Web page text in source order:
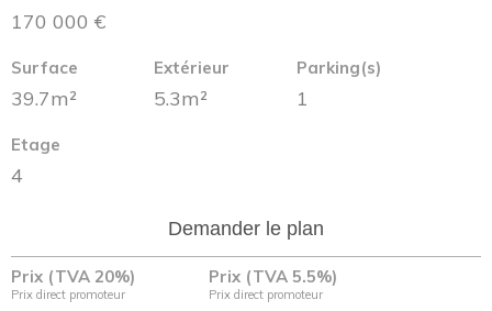
170 000 €
Surface
39.7m²
Extérieur
5.3m²
Parking(s)
1
Etage
4
Demander le plan
Prix (TVA 20%)
Prix direct promoteur
Prix (TVA 5.5%)
Prix direct promoteur